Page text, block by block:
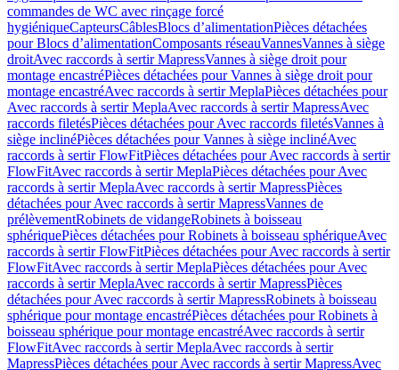
commandes de WC avec rinçage forcé
hygiéniqueCapteursCâblesBlocs d’alimentationPièces détachées
pour Blocs d’alimentationComposants réseauVannesVannes à siège
droitAvec raccords à sertir MapressVannes à siège droit pour
montage encastréPièces détachées pour Vannes à siège droit pour
montage encastréAvec raccords à sertir MeplaPièces détachées pour
Avec raccords à sertir MeplaAvec raccords à sertir MapressAvec
raccords filetésPièces détachées pour Avec raccords filetésVannes à
siège inclinéPièces détachées pour Vannes à siège inclinéAvec
raccords à sertir FlowFitPièces détachées pour Avec raccords à sertir
FlowFitAvec raccords à sertir MeplaPièces détachées pour Avec
raccords à sertir MeplaAvec raccords à sertir MapressPièces
détachées pour Avec raccords à sertir MapressVannes de
prélèvementRobinets de vidangeRobinets à boisseau
sphériquePièces détachées pour Robinets à boisseau sphériqueAvec
raccords à sertir FlowFitPièces détachées pour Avec raccords à sertir
FlowFitAvec raccords à sertir MeplaPièces détachées pour Avec
raccords à sertir MeplaAvec raccords à sertir MapressPièces
détachées pour Avec raccords à sertir MapressRobinets à boisseau
sphérique pour montage encastréPièces détachées pour Robinets à
boisseau sphérique pour montage encastréAvec raccords à sertir
FlowFitAvec raccords à sertir MeplaAvec raccords à sertir
MapressPièces détachées pour Avec raccords à sertir MapressAvec